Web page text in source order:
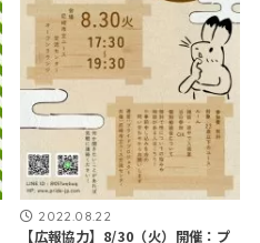
2022.08.22
【広報協力】8/30（火）開催：プ